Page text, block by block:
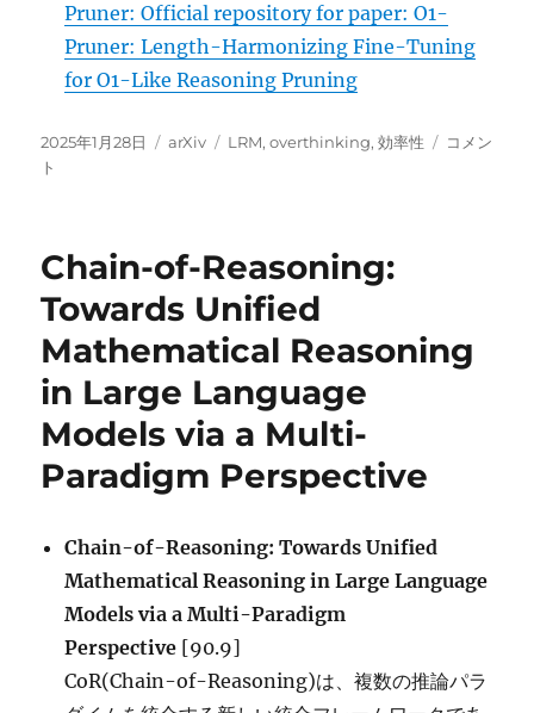
Pruner: Official repository for paper: O1-
Pruner: Length-Harmonizing Fine-Tuning
for O1-Like Reasoning Pruning
投
稿
2025年1月28日
カ
arXiv
タ
LRM,overthinking,効率性
O1-
Like
Reasoning
コメン
ト
Chain-of-Reasoning:
Towards Unified
Mathematical Reasoning
in Large Language
Models via a Multi-
Paradigm Perspective
Chain-of-Reasoning: Towards Unified
Mathematical Reasoning in Large Language
Models via a Multi-Paradigm
Perspective [90.9]
CoR(Chain-of-Reasoning)は、複数の推論パラ